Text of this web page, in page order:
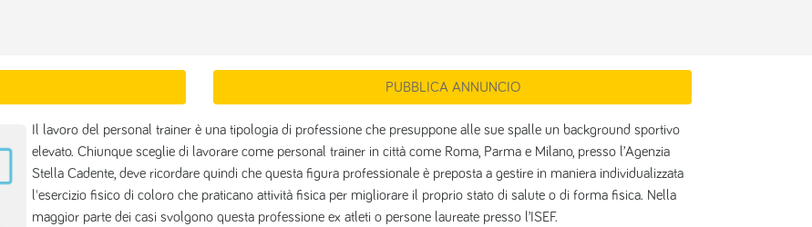
PUBBLICA ANNUNCIO
Il lavoro del personal trainer è una tipologia di professione che presuppone alle sue spalle un background sportivo
elevato. Chiunque sceglie di lavorare come personal trainer in città come Roma, Parma e Milano, presso l’Agenzia
Stella Cadente, deve ricordare quindi che questa figura professionale è preposta a gestire in maniera individualizzata
l'esercizio fisico di coloro che praticano attività fisica per migliorare il proprio stato di salute o di forma fisica. Nella
maggior parte dei casi svolgono questa professione ex atleti o persone laureate presso l’ISEF.